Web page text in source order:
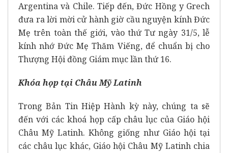
Argentina và Chile. Tiếp đến, Đức Hồng y Grech
đưa ra lời mời cử hành giờ cầu nguyện kính Đức
Mẹ trên toàn thế giới, vào thứ Tư ngày 31/5, lễ
kính nhớ Đức Mẹ Thăm Viếng, để chuẩn bị cho
Thượng Hội đồng Giám mục lần thứ 16.
Khóa họp tại Châu Mỹ Latinh
Trong Bản Tin Hiệp Hành kỳ này, chúng ta sẽ
đến với các khoá họp cấp châu lục của Giáo hội
Châu Mỹ Latinh. Không giống như Giáo hội tại
các châu lục khác, Giáo hội Châu Mỹ Latinh chia